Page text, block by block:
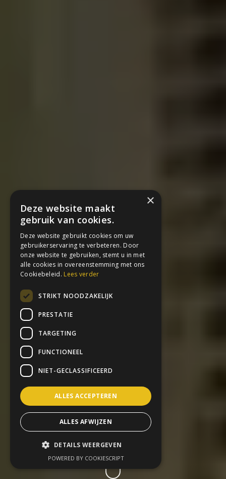
×
Deze website maakt
gebruik van cookies.
Deze website gebruikt cookies om uw
gebruikerservaring te verbeteren. Door
onze website te gebruiken, stemt u in met
alle cookies in overeenstemming met ons
Cookiebeleid. Lees verder
STRIKT NOODZAKELIJK
PRESTATIE
TARGETING
FUNCTIONEEL
NIET-GECLASSIFICEERD
ALLES ACCEPTEREN
ALLES AFWIJZEN
DETAILS WEERGEVEN
POWERED BY COOKIESCRIPT